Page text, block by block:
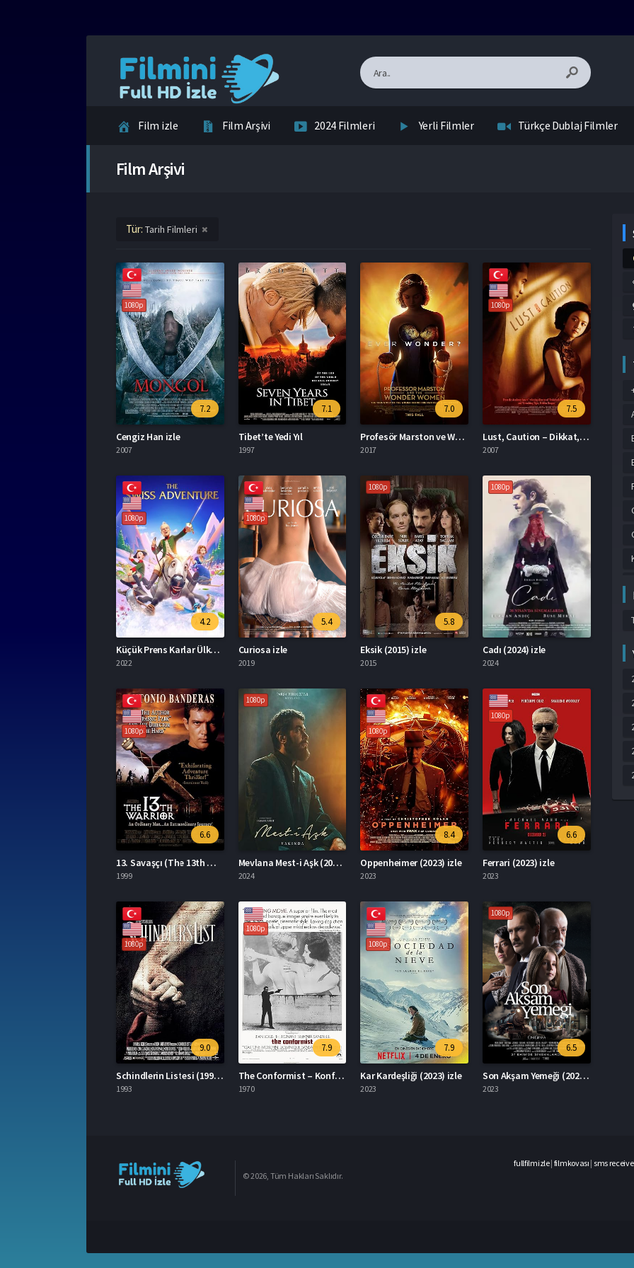
Film izle Film Arşivi 2024 Filmleri Yerli Filmler Türkçe Dublaj Filmler
İletişim
Film Arşivi
Tür: Tarih Filmleri
1080p
7.2
Cengiz Han izle
2007
7.1
Tibet’te Yedi Yıl
1997
7.0
Profesör Marston ve Wonder Women izle
2017
1080p
7.5
Lust, Caution – Dikkat, Şehvet izle
2007
1080p
4.2
Küçük Prens Karlar Ülkesi izle
2022
1080p
5.4
Curiosa izle
2019
1080p
5.8
Eksik (2015) izle
2015
1080p
Cadı (2024) izle
2024
1080p
6.6
13. Savaşçı (The 13th Warrior) izle
1999
1080p
Mevlana Mest-i Aşk (2024) izle
2024
1080p
8.4
Oppenheimer (2023) izle
2023
1080p
6.6
Ferrari (2023) izle
2023
1080p
9.0
Schindlerin Listesi (1993) izle
1993
1080p
7.9
The Conformist – Konformist (1970) izle
1970
1080p
7.9
Kar Kardeşliği (2023) izle
2023
1080p
6.5
Son Akşam Yemeği (2023) izle
2023
© 2026, Tüm Hakları Saklıdır.
fullfilmizle| filmkovası | sms receive